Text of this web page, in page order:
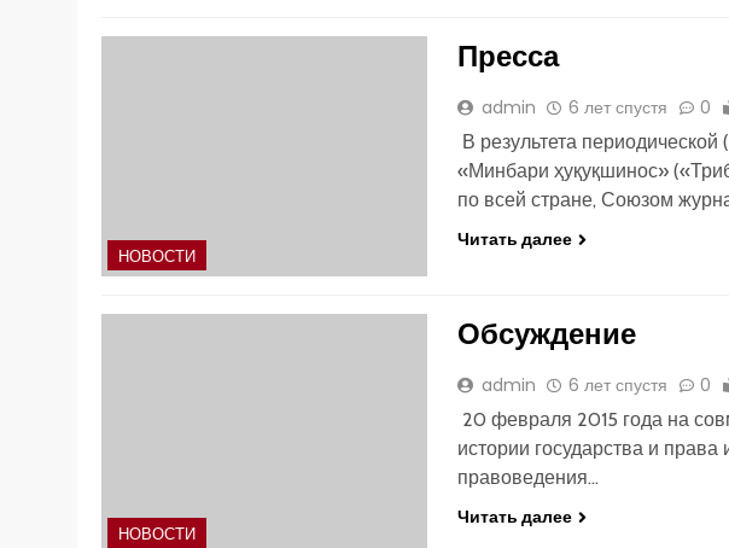
НОВОСТИ
Пресса
admin 6 лет спустя 0
В результета периодической
«Минбари ҳуқуқшинос»
по всей стране, Союзом
Читать далее
НОВОСТИ
Обсуждение
admin 6 лет спустя 0
20 февраля 2015 года на
истории государства и
правоведения…
Читать далее